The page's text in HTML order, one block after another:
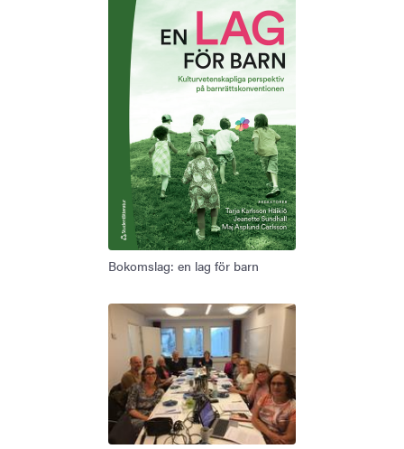
Bokomslag: en lag för barn